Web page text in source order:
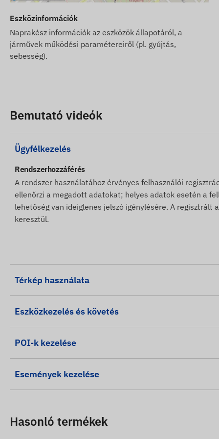
Jersey, Jordánia, Kazahsztán, Koszovó, Kirgizisztán,
Málta, Mexikó, Moldova, Monaco, Mongólia,
Norvégia, Omán, Palesztina Szultanátus, Paraguay,
Oroszország, Saint Kitts és Nevis, Saint Lucia, Saint
Szlovénia, Dél-Afrika, Spanyolország, Srí Lanka,
szolgáltatását is igénybe kívánja venni, vásároljon
kapcsolódó termékek között talál.
minden esetben pontosak, hibamentesek. A gyártó
a termék egyes paraméterein vagy csomagolásán - az
Eszközinformációk
Naprakész információk az eszközök állapotáról, a
járművek működési paramétereiről (pl. gyújtás,
sebesség).
Bemutató videók
Ügyfélkezelés
Rendszerhozzáférés
A rendszer használatához érvényes felhasználói
ellenőrzi a megadott adatokat; helyes adatok esetén a
lehetőség van ideiglenes jelszó igénylésére. A
keresztül.
Térkép használata
Eszközkezelés és követés
POI-k kezelése
Események kezelése
Hasonló termékek